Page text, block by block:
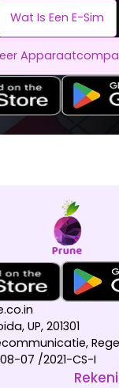
Wat Is Een E-Sim
UP, 201301
07 /2021-CS-I